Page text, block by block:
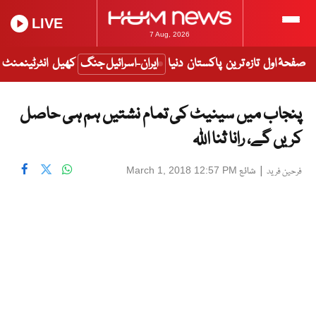
7 Aug, 2026
LIVE
صفحۂ اول تازہ ترین پاکستان دنیا ایران-اسرائیل جنگ کھیل انٹرٹینمنٹ
پنجاب میں سینیٹ کی تمام نشتیں ہم ہی حاصل
کریں گے، رانا ثنا اللہ
فرحین فرید | شائع March 1, 2018 12:57 PM